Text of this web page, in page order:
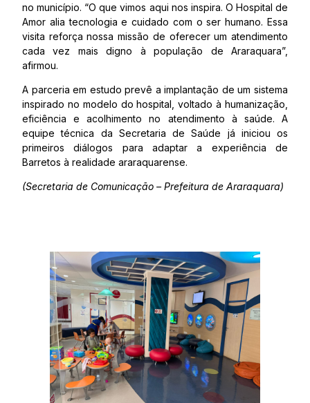
no município. “O que vimos aqui nos inspira. O Hospital de
Amor alia tecnologia e cuidado com o ser humano. Essa
visita reforça nossa missão de oferecer um atendimento
cada vez mais digno à população de Araraquara”,
afirmou.
A parceria em estudo prevê a implantação de um sistema
inspirado no modelo do hospital, voltado à humanização,
eficiência e acolhimento no atendimento à saúde. A
equipe técnica da Secretaria de Saúde já iniciou os
primeiros diálogos para adaptar a experiência de
Barretos à realidade araraquarense.
(Secretaria de Comunicação – Prefeitura de Araraquara)